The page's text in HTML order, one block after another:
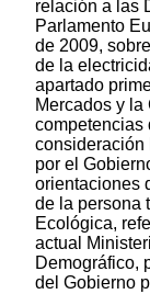
relación a las
Parlamento
de 2009,
de la
apartado
Mercados y
competencias
consideración
por el
orientaciones
de la persona
Ecológica,
actual
Demográfico,
del Gobierno